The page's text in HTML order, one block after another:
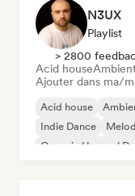
N3UX
Playlist
> 2800
Acid house
Ajouter dans ma/
Acid house
Indie Dance
Organic House /